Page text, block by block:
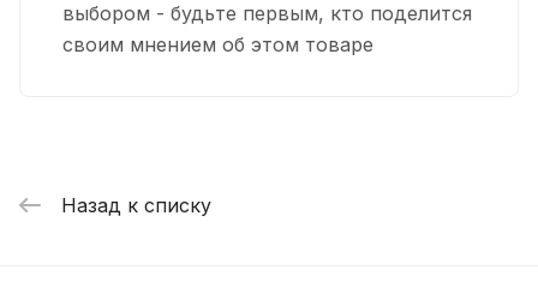
выбором - будьте первым, кто поделится
своим мнением об этом товаре
Назад к списку